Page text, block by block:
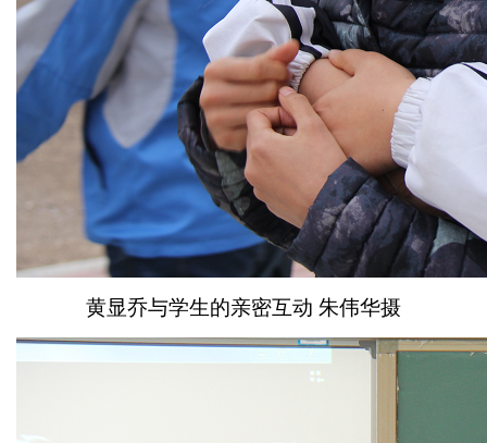
黄显乔与学生的亲密互动 朱伟华摄